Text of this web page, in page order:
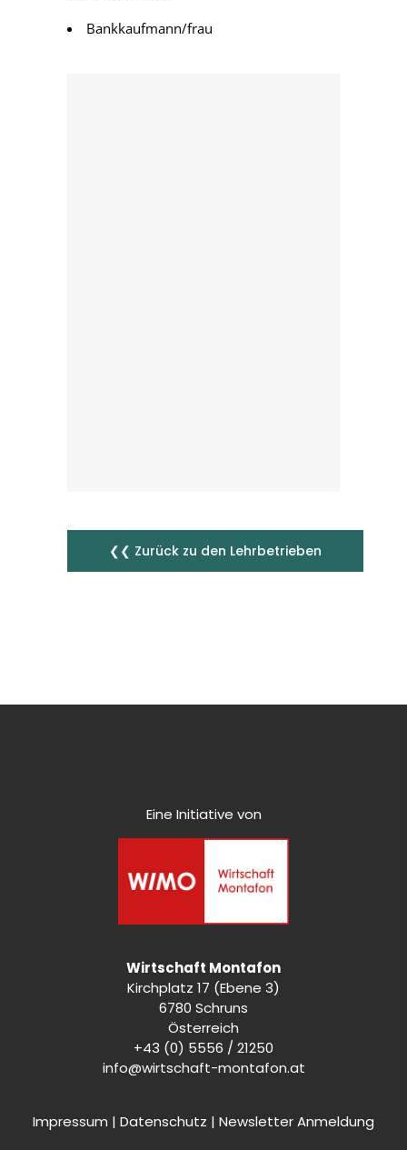
Bankkaufmann/frau
❮❮ Zurück zu den Lehrbetrieben
Eine Initiative von
Wirtschaft Montafon
Kirchplatz 17 (Ebene 3)
6780 Schruns
Österreich
+43 (0) 5556 / 21250
info@wirtschaft-montafon.at
Impressum | Datenschutz | Newsletter Anmeldung